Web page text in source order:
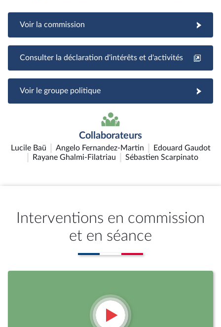
Voir la commission
Consulter la déclaration d'intérêts et d'activités
Voir le groupe politique
Collaborateurs
Lucile Baü Angelo Fernandez-Martin
Edouard Gaudot
Rayane Ghalmi-Filatriau
Sébastien Scarpinato
Interventions en commission
et en séance